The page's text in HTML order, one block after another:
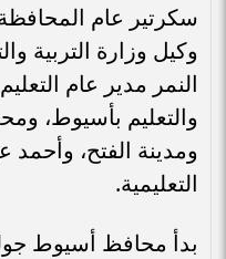
سكرتير عام
وكيل وزارة التربية
النمر مدير عام
والتعليم بأسيوط،
ومدينة الفتح، وأحمد
التعليمية.
بدأ محافظ أسيوط